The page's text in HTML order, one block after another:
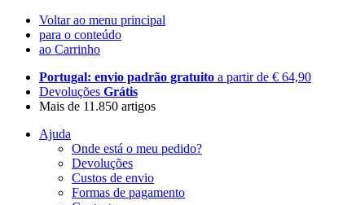
Voltar ao menu principal
para o conteúdo
ao Carrinho
Portugal: envio padrão gratuito a partir de € 64,90
Devoluções Grátis
Mais de 11.850 artigos
Ajuda
Onde está o meu pedido?
Devoluções
Custos de envio
Formas de pagamento